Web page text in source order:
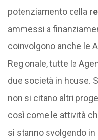
potenziamento della
ammessi a
coinvolgono anche le
Regionale, tutte le
due società in house.
non si citano altri
così come le attività
si stanno svolgendo in